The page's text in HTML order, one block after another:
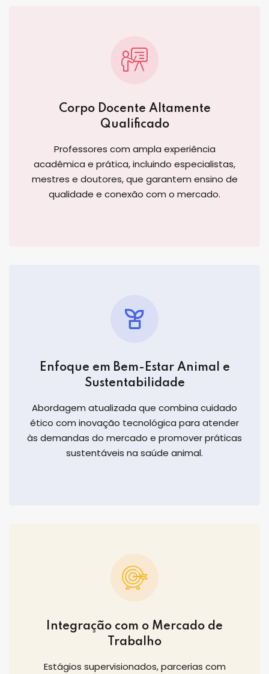
Corpo Docente Altamente
Qualificado
Professores com ampla experiência
acadêmica e prática, incluindo especialistas,
mestres e doutores, que garantem ensino de
qualidade e conexão com o mercado.
Enfoque em Bem-Estar Animal e
Sustentabilidade
Abordagem atualizada que combina cuidado
ético com inovação tecnológica para atender
às demandas do mercado e promover práticas
sustentáveis na saúde animal.
Integração com o Mercado de
Trabalho
Estágios supervisionados, parcerias com